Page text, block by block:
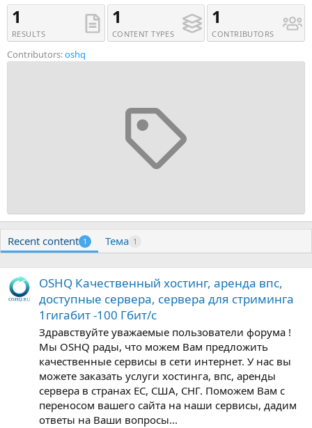
Recent tagged content includes Тема 'OSHQ
Качественный хостинг, аренда впс, доступные
сервера, сервера для стриминга 1гигабит -100 Гбит/c'.
1
RESULTS
1
CONTENT TYPES
1
CONTRIBUTORS
Contributors:oshq
Recent content 1 Тема 1
OSHQ Качественный хостинг, аренда впс,
доступные сервера, сервера для стриминга
1гигабит -100 Гбит/c
Здравствуйте уважаемые пользователи форума !
Мы OSHQ рады, что можем Вам предложить
качественные сервисы в сети интернет. У нас вы
можете заказать услуги хостинга, впс, аренды
сервера в странах ЕС, США, СНГ. Поможем Вам с
переносом вашего сайта на наши сервисы, дадим
ответы на Ваши вопросы...